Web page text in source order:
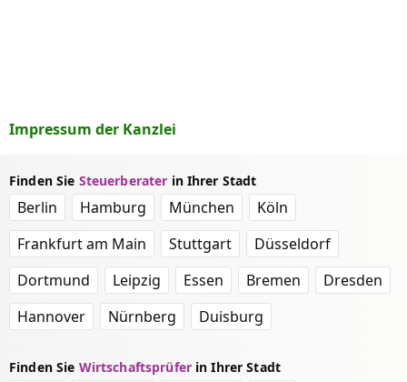
Impressum der Kanzlei
Finden Sie Steuerberater in Ihrer Stadt
Berlin Hamburg München
Köln
Frankfurt am Main
Stuttgart
Düsseldorf
Dortmund
Leipzig Essen Bremen
Dresden
Hannover
Nürnberg Duisburg
Finden Sie Wirtschaftsprüferin Ihrer Stadt